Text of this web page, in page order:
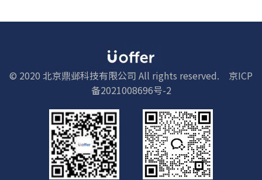
© 2020 北京鼎邺科技有限公司 All rights reserved.
京ICP
备2021008696号-2